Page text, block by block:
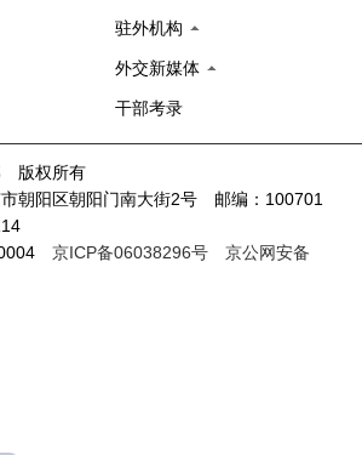
驻外机构
外交新媒体
干部考录
版权所有
朝阳区朝阳门南大街2号 邮编：100701
京ICP备06038296号
京公网安备